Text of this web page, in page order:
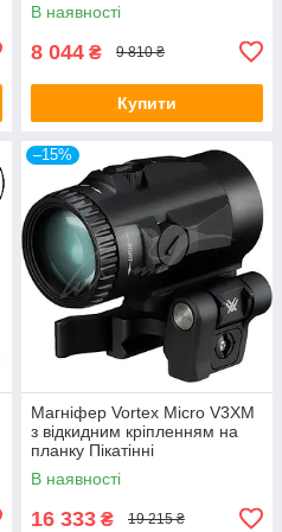
В наявності
8 044 ₴ 9 810 ₴
Купити
–15%
Магніфер Vortex Micro V3XM
з відкидним кріпленням на
планку Пікатінні
В наявності
16 333 ₴ 19 215 ₴